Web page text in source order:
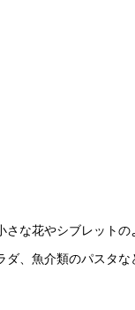
な花やシブレットの
、魚介類のパスタ